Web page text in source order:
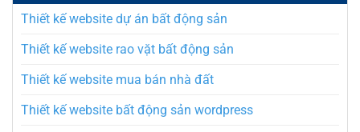
Thiết kế website dự án bất động sản
Thiết kế website rao vặt bất động sản
Thiết kế website mua bán nhà đất
Thiết kế website bất động sản wordpress